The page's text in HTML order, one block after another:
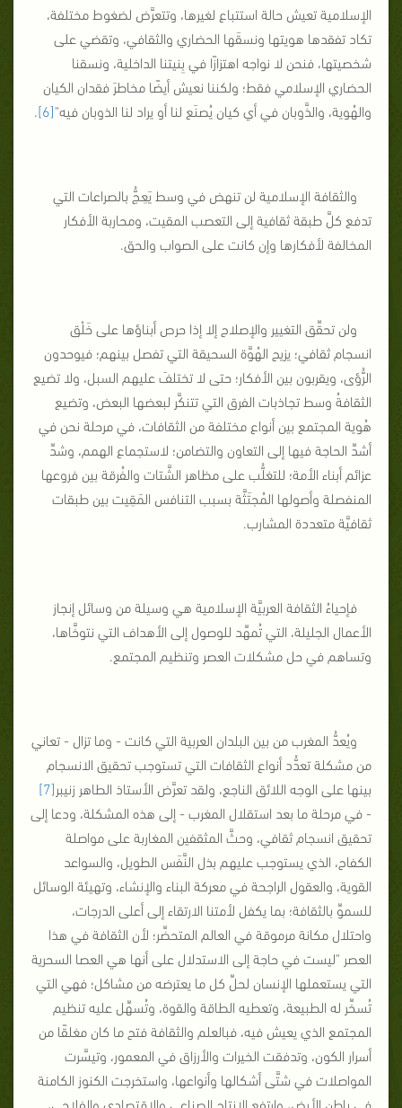
الإسلامية تعيش حالة استتباع لغيرها، وتتعرَّض لضغوط مختلفة،
تكاد تفقدها هويتها ونسقَها الحضاري والثقافي، وتقضي على
شخصيتها، فنحن لا نواجه اهتزازًا في بِنيتنا الداخلية، ونسقنا
الحضاري الإسلامي فقط؛ ولكننا نعيش أيضًا مخاطرَ فقدان الكيان
والهُوية، والذَّوبان في أي كيان يُصنَع لنا أو يراد لنا الذوبان فيه"[6]
.
والثقافة الإسلامية لن تنهض في وسط يَعِجُّ بالصراعات التي
تدفع كلَّ طبقة ثقافية إلى التعصب المقيت، ومحاربة الأفكار
المخالفة لأفكارها وإن كانت على الصواب والحق.
ولن تحقِّق التغيير والإصلاح إلا إذا حرص أبناؤها على خَلْق
انسجام ثقافي؛ يزيح الهُوَّة السحيقة التي تفصل بينهم؛ فيوحدون
الرُّؤى، ويقربون بين الأفكار؛ حتى لا تختلفَ عليهم السبل، ولا تضيع
الثقافةُ وسط تجاذبات الفرق التي تتنكَّر لبعضها البعض، وتضيع
هُوية المجتمع بين أنواع مختلفة من الثقافات، في مرحلة نحن في
أشدِّ الحاجة فيها إلى التعاون والتضامن؛ لاستجماع الهمم، وشدِّ
عزائم أبناء الأمة؛ للتغلُّب على مظاهر الشَّتات والفُرقة بين فروعها
المنفصلة وأصولها المُجتَثَّة بسبب التنافس المَقِيت بين طبقات
ثقافيَّة متعددة المشارب.
فإحياءُ الثقافة العربيَّة الإسلامية هي وسيلة من وسائل إنجاز
الأعمال الجليلة، التي تُمهِّد للوصول إلى الأهداف التي نتوخَّاها،
وتساهم في حل مشكلات العصر وتنظيم المجتمع.
ويُعدُّ المغرب من بين البلدان العربية التي كانت - وما تزال - تعاني
من مشكلة تعدُّد أنواع الثقافات التي تستوجب تحقيق الانسجام
بينها على الوجه اللائق الناجع، ولقد تعرَّض الأستاذ الطاهر زنيبر[7]
- في مرحلة ما بعد استقلال المغرب - إلى هذه المشكلة، ودعا إلى
تحقيق انسجام ثقافي، وحثَّ المثقفين المغاربة على مواصلة
الكفاح، الذي يستوجب عليهم بذل النَّفَس الطويل، والسواعد
القوية، والعقول الراجحة في معركة البناء والإنشاء، وتهيئة الوسائل
للسموِّ بالثقافة؛ بما يكفل لأمتنا الارتقاء إلى أعلى الدرجات،
واحتلال مكانة مرموقة في العالم المتحضِّر؛ لأن الثقافة في هذا
العصر "ليست في حاجة إلى الاستدلال على أنها هي العصا السحرية
التي يستعملها الإنسان لحلِّ كل ما يعترضه من مشاكل؛ فهي التي
تُسخِّر له الطبيعة، وتعطيه الطاقة والقوة، وتُسهِّل عليه تنظيم
المجتمع الذي يعيش فيه، فبالعلم والثقافة فتح ما كان مغلقًا من
أسرار الكون، وتدفقت الخيرات والأرزاق في المعمور، وتيسَّرت
المواصلات في شتَّى أشكالها وأنواعها، واستخرجت الكنوز الكامنة
في باطن الأرض، وارتفع الإنتاج الصناعي والاقتصادي والفلاحي،